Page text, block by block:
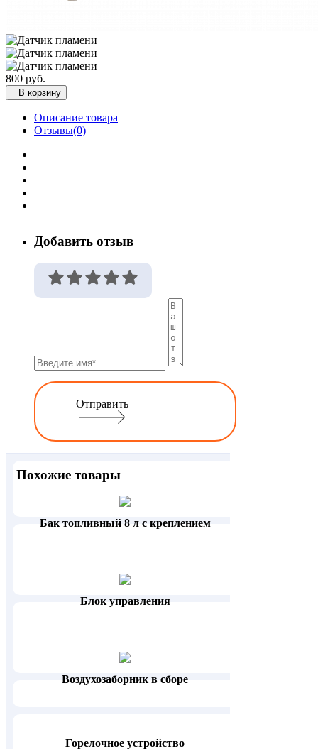
800 руб.
В корзину
Описание товара
Отзывы(0)
Добавить отзыв
Отправить
Похожие товары
Бак топливный 8 л с креплением
Блок управления
Воздухозаборник в сборе
Горелочное устройство